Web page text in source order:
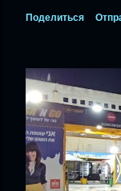
Поделиться